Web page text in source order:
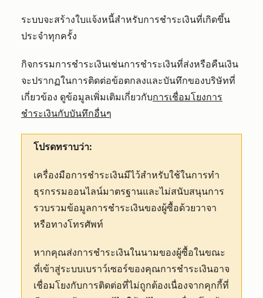
ระบบจะสร้างใบแจ้งหนี้สำหรับการชำระเงินที่เกิดขึ้น
ประจำทุกครั้ง
กิจกรรมการชำระเงินเช่นการชำระเงินที่ส่งหรือคืนเงิน
จะปรากฏในการติดต่อข้อตกลงและบันทึกของบริษัทที่
เกี่ยวข้อง ดูข้อมูลเพิ่มเติมเกี่ยวกับการเชื่อมโยงการ
ชำระเงินกับบันทึกอื่นๆ
โปรดทราบว่า:
เครื่องมือการชำระเงินมีไว้สำหรับใช้ในการทำ
ธุรกรรมออนไลน์มาตรฐานและไม่สนับสนุนการ
รวบรวมข้อมูลการชำระเงินของผู้ซื้อด้วยวาจา
หรือทางโทรศัพท์
หากคุณส่งการชำระเงินในนามของผู้ซื้อในขณะ
ที่เข้าสู่ระบบเบราว์เซอร์ของคุณการชำระเงินอาจ
เชื่อมโยงกับการติดต่อที่ไม่ถูกต้องเนื่องจากคุกกี้ที่